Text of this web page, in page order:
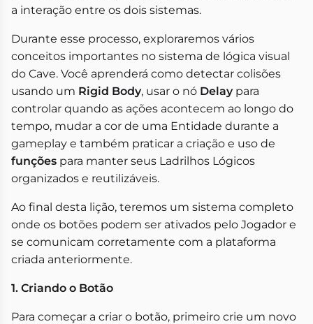
a interação entre os dois sistemas.
Durante esse processo, exploraremos vários
conceitos importantes no sistema de lógica visual
do Cave. Você aprenderá como detectar colisões
usando um Rigid Body, usar o nó Delaypara
controlar quando as ações acontecem ao longo do
tempo, mudar a cor de uma Entidade durante a
gameplay e também praticar a criação e uso de
funções para manter seus Ladrilhos Lógicos
organizados e reutilizáveis.
Ao final desta lição, teremos um sistema completo
onde os botões podem ser ativados pelo Jogador e
se comunicam corretamente com a plataforma
criada anteriormente.
1. Criando o Botão
Para começar a criar o botão, primeiro crie um novo